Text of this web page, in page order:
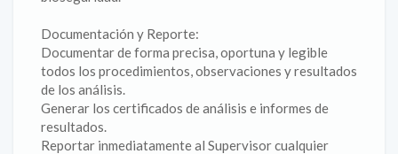
Documentación y Reporte:
‎Documentar de forma precisa, oportuna y legible
todos los procedimientos, observaciones y resultados
de los análisis.
‎Generar los certificados de análisis e informes de
resultados.
‎Reportar inmediatamente al Supervisor cualquier